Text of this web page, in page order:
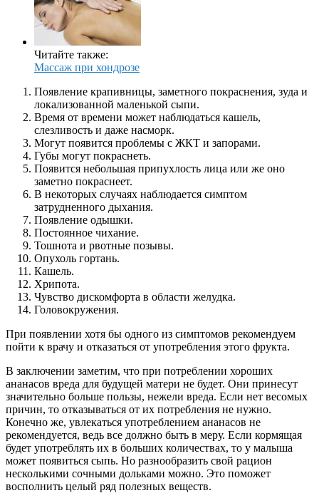
Читайте также:
Массаж при хондрозе
Появление крапивницы, заметного покраснения, зуда и
локализованной маленькой сыпи.
Время от времени может наблюдаться кашель,
слезливость и даже насморк.
Могут появится проблемы с ЖКТ и запорами.
Губы могут покраснеть.
Появится небольшая припухлость лица или же оно
заметно покраснеет.
В некоторых случаях наблюдается симптом
затрудненного дыхания.
Появление одышки.
Постоянное чихание.
Тошнота и рвотные позывы.
Опухоль гортань.
Кашель.
Хрипота.
Чувство дискомфорта в области желудка.
Головокружения.
При появлении хотя бы одного из симптомов рекомендуем
пойти к врачу и отказаться от употребления этого фрукта.
В заключении заметим, что при потреблении хороших
ананасов вреда для будущей матери не будет. Они принесут
значительно больше пользы, нежели вреда. Если нет весомых
причин, то отказываться от их потребления не нужно.
Конечно же, увлекаться употреблением ананасов не
рекомендуется, ведь все должно быть в меру. Если кормящая
будет употреблять их в больших количествах, то у малыша
может появиться сыпь. Но разнообразить свой рацион
несколькими сочными дольками можно. Это поможет
восполнить целый ряд полезных веществ.